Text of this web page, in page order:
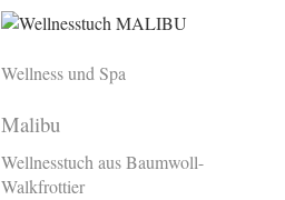
Wellness und Spa
Malibu
Wellnesstuch aus Baumwoll-
Walkfrottier